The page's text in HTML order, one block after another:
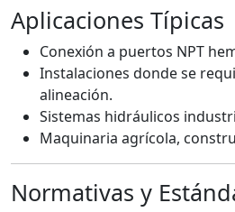
Aplicaciones Típicas
Conexión a puertos NPT
Instalaciones donde se
alineación.
Sistemas hidráulicos
Maquinaria agrícola,
Normativas y